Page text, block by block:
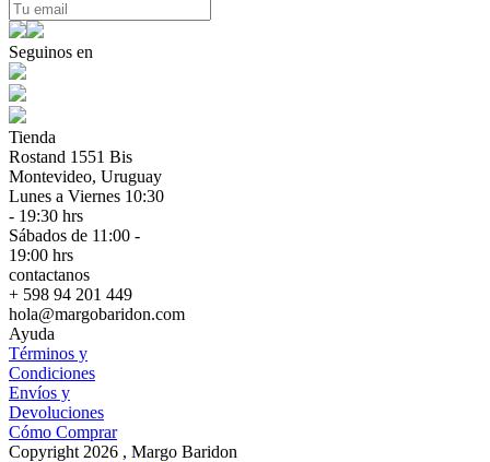
Seguinos en
Tienda
Rostand 1551 Bis
Montevideo, Uruguay
Lunes a Viernes 10:30
- 19:30 hrs
Sábados de 11:00 -
19:00 hrs
contactanos
+ 598 94 201 449
hola@margobaridon.com
Ayuda
Términos y
Condiciones
Envíos y
Devoluciones
Cómo Comprar
Copyright 2026 , Margo Baridon